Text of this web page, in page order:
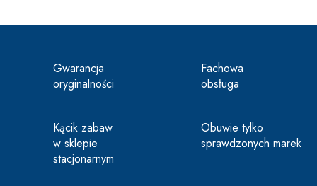
Gwarancja
oryginalności
Fachowa
obsługa
Kącik zabaw
w sklepie
stacjonarnym
Obuwie tylko
sprawdzonych marek